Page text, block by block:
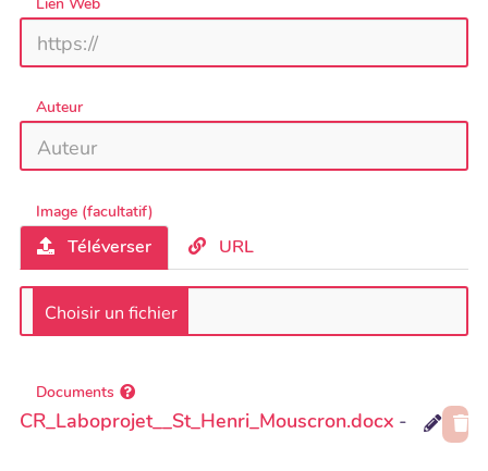
Auteur
Image (facultatif)
Téléverser URL
Documents
CR_Laboprojet__St_Henri_Mouscron.docx -